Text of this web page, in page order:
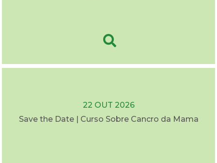
22 OUT 2026
Save the Date | Curso Sobre Cancro da Mama